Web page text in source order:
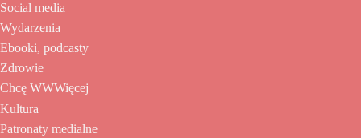
Social media
Wydarzenia
Ebooki, podcasty
Zdrowie
Chcę WWWięcej
Kultura
Patronaty medialne